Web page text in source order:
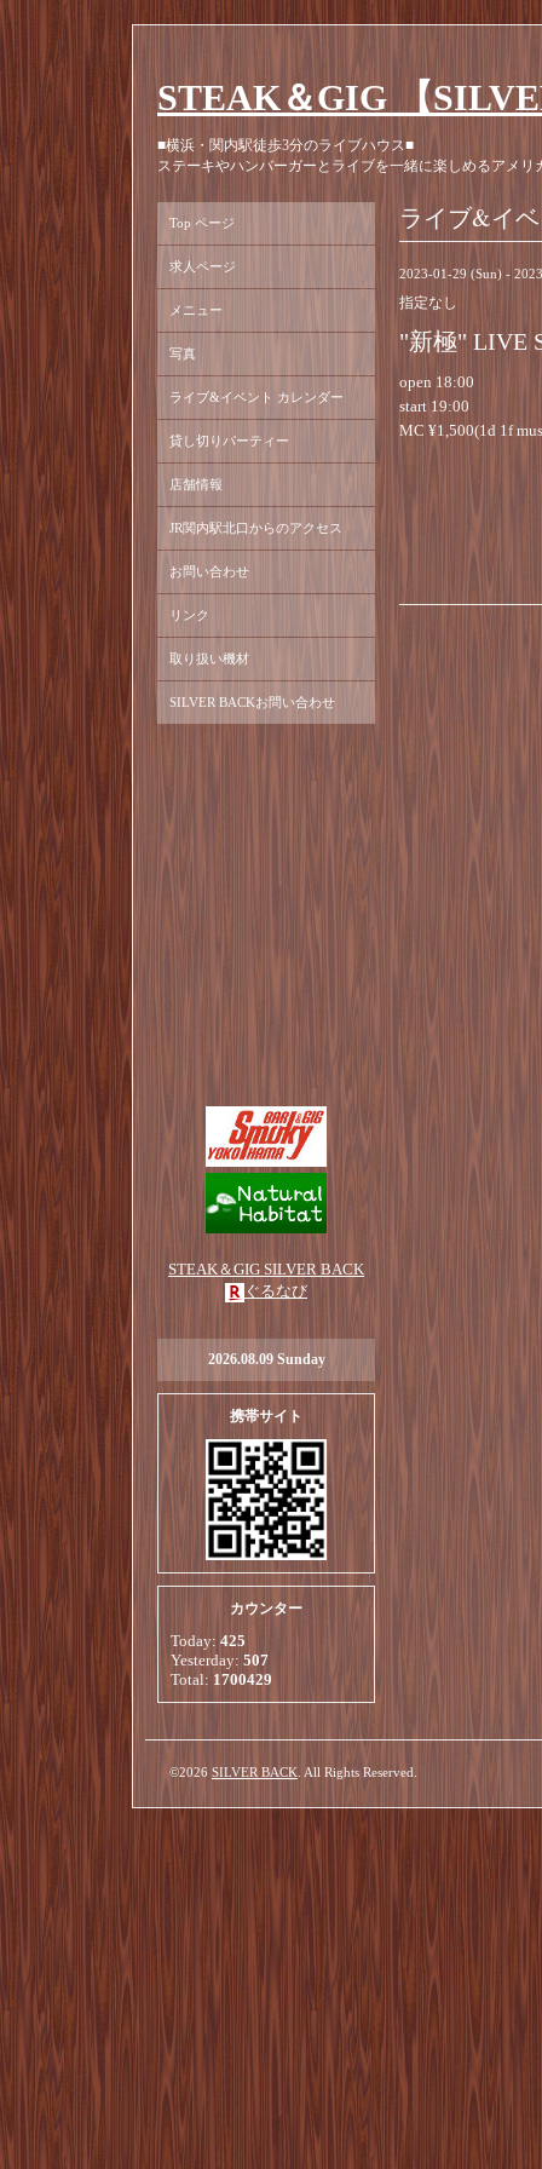
STEAK＆GIG 【
■横浜・関内駅徒歩3分のライブハウス■
ステーキやハンバーガーとライブを一緒に楽しめるアメリ
ライブ&イ
2023-01-29 (Sun) -
指定なし
"新極" LIVE
open 18:00
start 19:00
MC ¥1,500(1d 1f
Top ページ
求人ページ
メニュー
写真
ライブ&イベント カレンダー
貸し切りパーティー
店舗情報
JR関内駅北口からのアクセス
お問い合わせ
リンク
取り扱い機材
SILVER BACKお問い合わせ
STEAK＆GIG SILVER BACK
ぐるなび
2026.08.09 Sunday
携帯サイト
カウンター
Today: 425
Yesterday: 507
Total: 1700429
©2026 SILVER BACK . All Rights Reserved.